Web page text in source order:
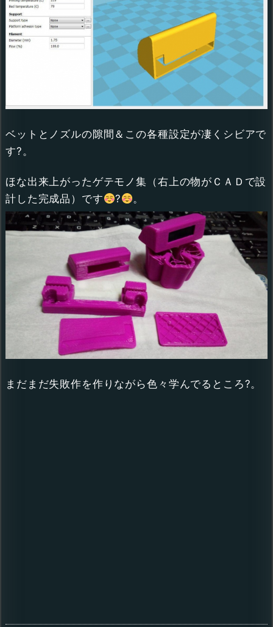
ベットとノズルの隙間＆この各種設定が凄くシビアで
す?。
ほな出来上がったゲテモノ集（右上の物がＣＡＤで設
計した完成品）です
? 。
まだまだ失敗作を作りながら色々学んでるところ?。